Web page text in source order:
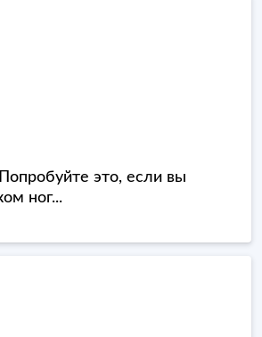
Попробуйте это, если вы
ног...